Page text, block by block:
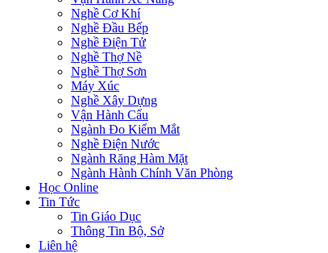
Nghề Cơ Khí
Nghề Đầu Bếp
Nghề Điện Tử
Nghề Thợ Nề
Nghề Thợ Sơn
Máy Xúc
Nghề Xây Dựng
Vận Hành Cẩu
Ngành Đo Kiểm Mắt
Nghề Điện Nước
Ngành Răng Hàm Mặt
Ngành Hành Chính Văn Phòng
Học Online
Tin Tức
Tin Giáo Dục
Thông Tin Bộ, Sở
Liên hệ